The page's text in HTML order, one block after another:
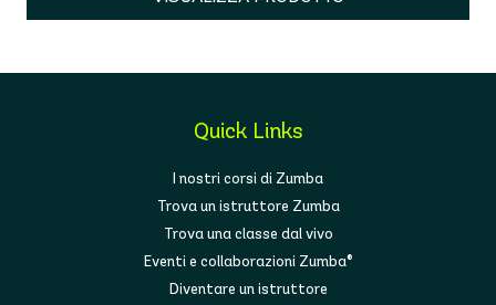
Quick Links
I nostri corsi di Zumba
Trova un istruttore Zumba
Trova una classe dal vivo
Eventi e collaborazioni Zumba®
Diventare un istruttore